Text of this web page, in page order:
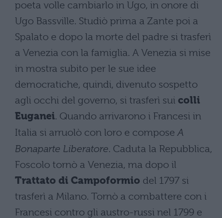
poeta volle cambiarlo in Ugo, in onore di
Ugo Bassville. Studiò prima a Zante poi a
Spalato e dopo la morte del padre si trasferì
a Venezia con la famiglia. A Venezia si mise
in mostra subito per le sue idee
democratiche, quindi, divenuto sospetto
agli occhi del governo, si trasferì sui colli
Euganei. Quando arrivarono i Francesi in
Italia si arruolò con loro e composeA
Bonaparte Liberatore. Caduta la Repubblica,
Foscolo tornò a Venezia, ma dopo il
Trattato di Campoformio del 1797 si
trasferì a Milano. Tornò a combattere con i
Francesi contro gli austro-russi nel 1799 e